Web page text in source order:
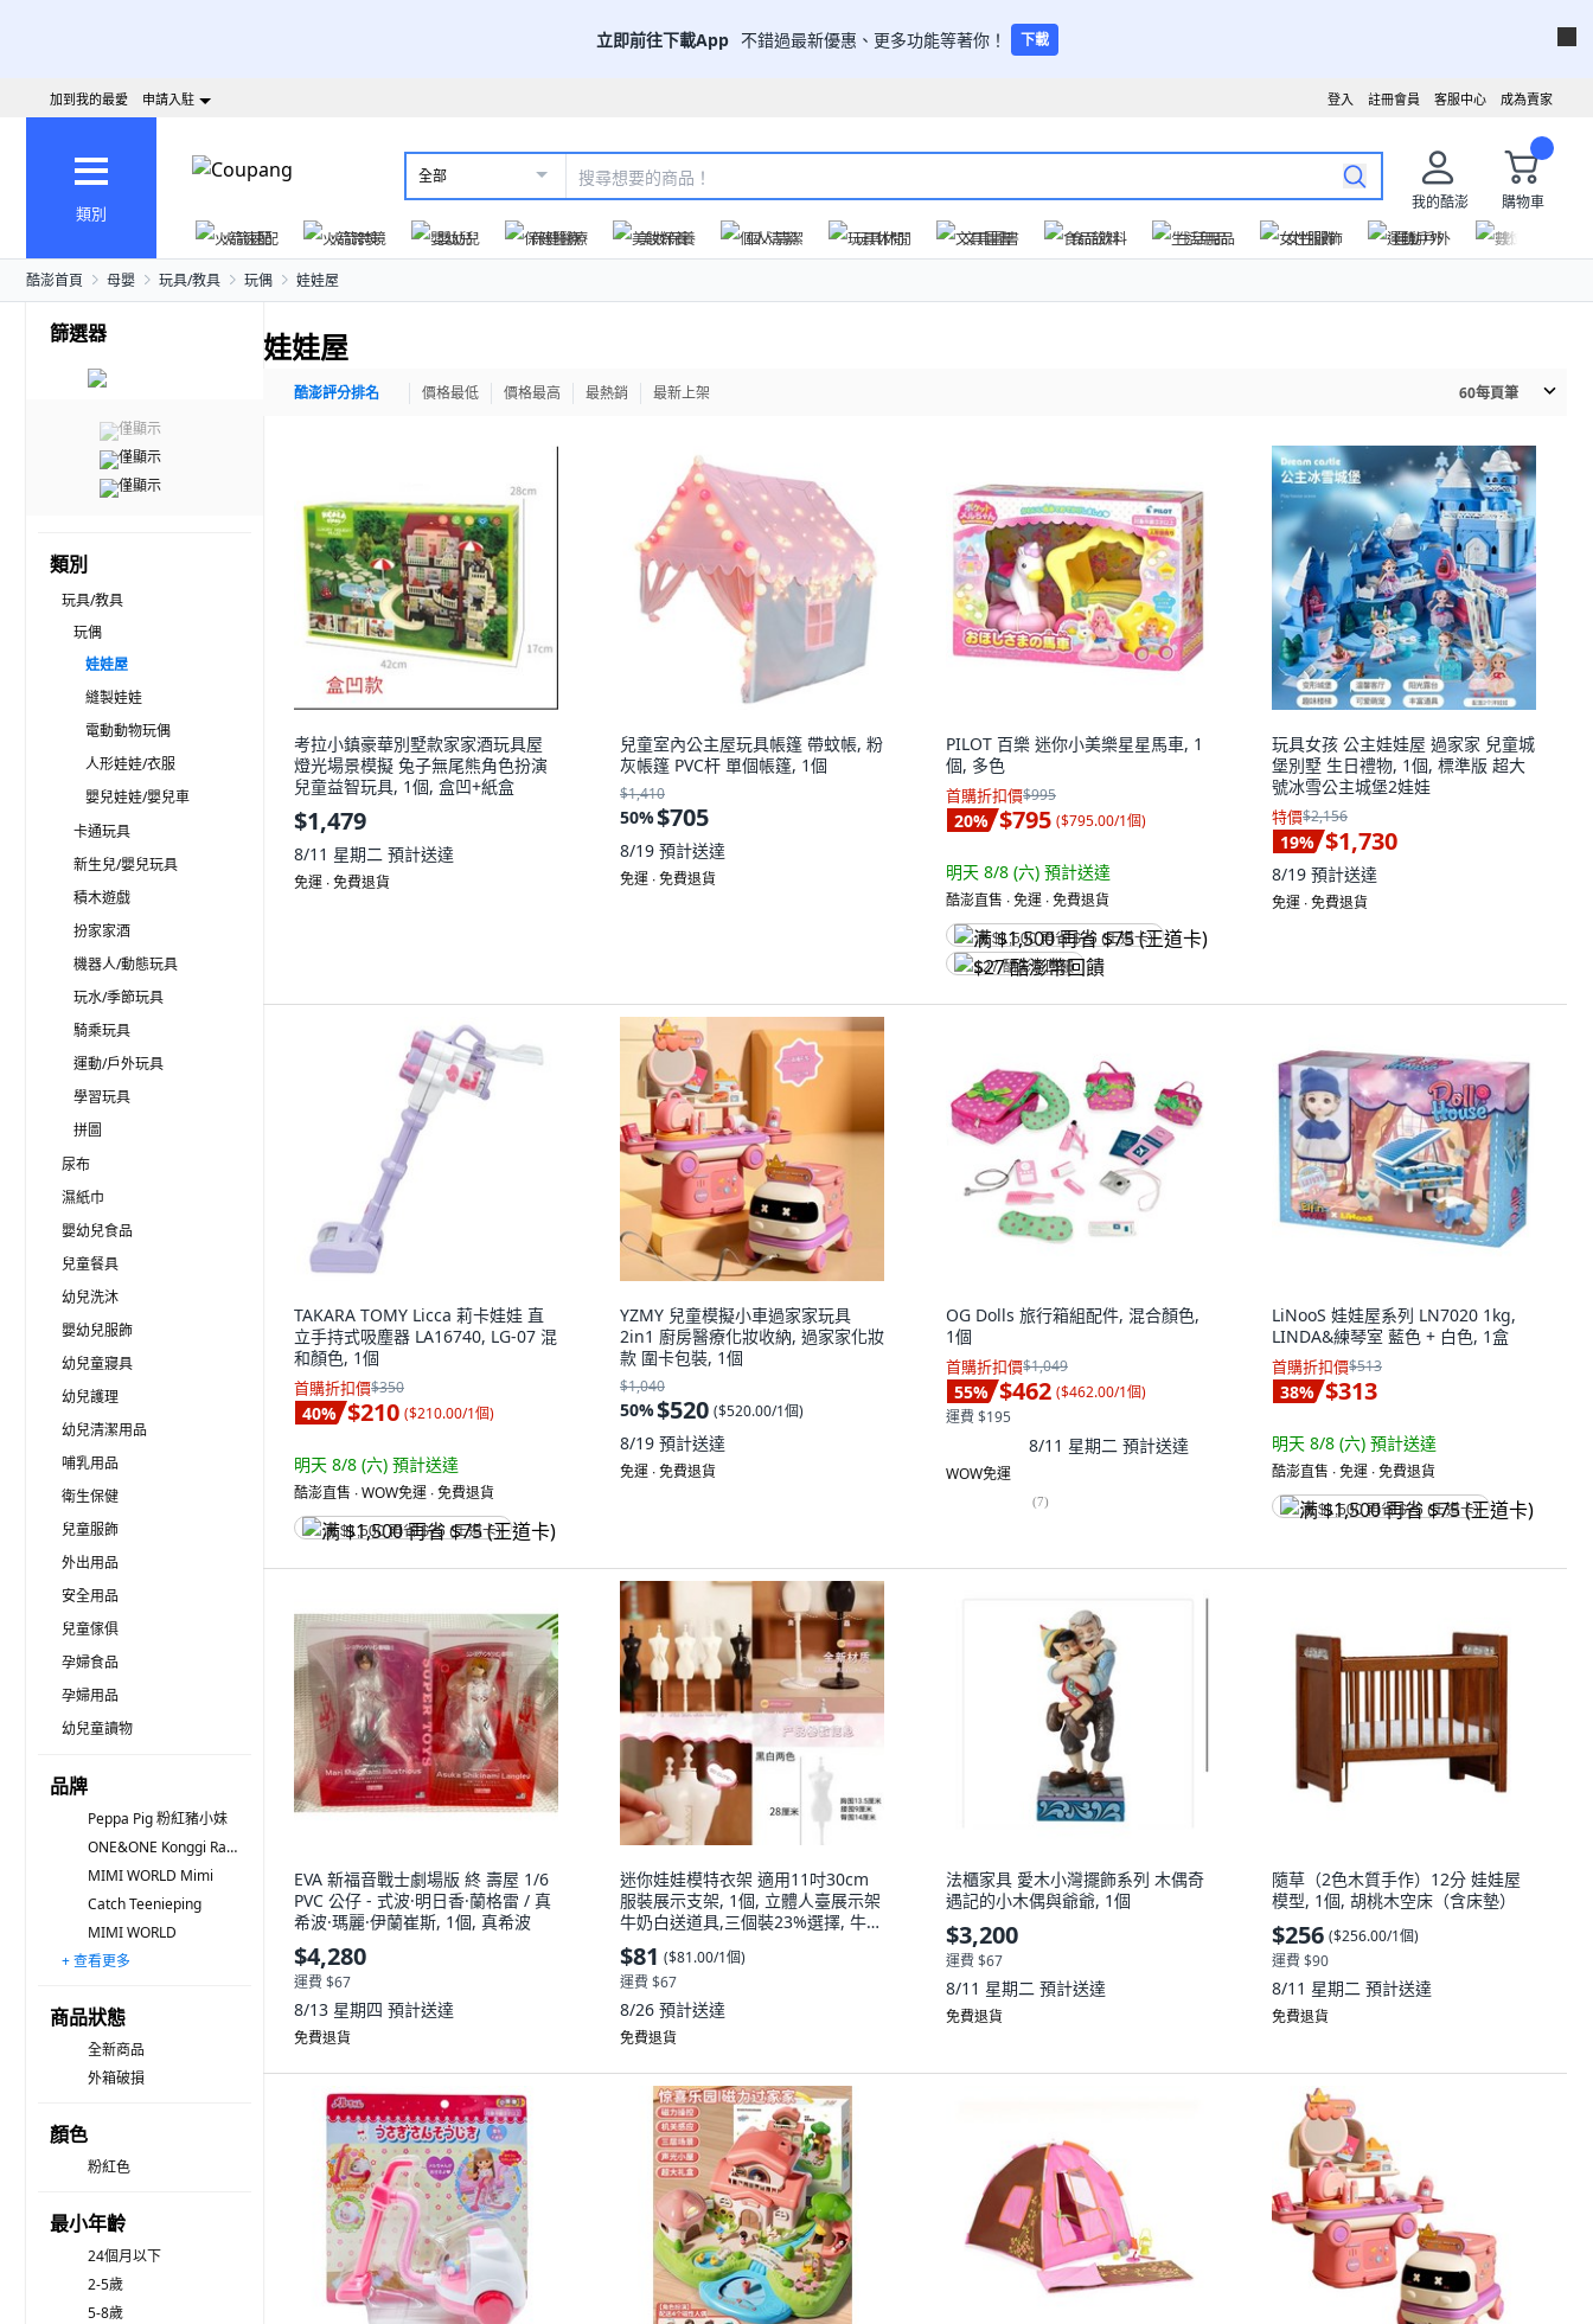
立即前往下載App 不錯過最新優惠、更多功能等著你！ 下載
成為賣家
客服中心
註冊會員
登入
加到我的最愛 申請入駐
類別
全部
我的酷澎
購物車
火箭速配
火箭跨境 嬰幼兒 保健醫療 美妝保養 個人清潔 玩具休閒 文具圖書 食品飲料 生活用品 女性服飾 運動戶外 數位家電
酷澎首頁 母嬰 玩具/教具 玩偶 娃娃屋
篩選器
僅顯示
僅顯示
僅顯示
類別
玩具/教具
玩偶
娃娃屋
縫製娃娃
電動動物玩偶
人形娃娃/衣服
嬰兒娃娃/嬰兒車
卡通玩具
新生兒/嬰兒玩具
積木遊戲
扮家家酒
機器人/動態玩具
玩水/季節玩具
騎乘玩具
運動/戶外玩具
學習玩具
拼圖
尿布
濕紙巾
嬰幼兒食品
兒童餐具
幼兒洗沐
嬰幼兒服飾
幼兒童寢具
幼兒護理
幼兒清潔用品
哺乳用品
衛生保健
兒童服飾
外出用品
安全用品
兒童傢俱
孕婦食品
孕婦用品
幼兒童讀物
品牌
Peppa Pig 粉紅豬小妹
ONE&ONE Konggi Rabbit
MIMI WORLD Mimi
Catch Teenieping
MIMI WORLD
無品牌
Mell Chan 小美樂
Harp
Hasbro 孩之寶
TAKARA TOMY Licca 莉卡娃娃
tender leaf
mentari
韓國 ONE&ONE
MIMI PETSHOP
Hello Kitty 凱蒂貓
AURORA World
MochaDoll
teamson kids
MARUKA
Chiikawa 吉伊卡哇
+ 查看更多
商品狀態
全新商品
外箱破損
顏色
粉紅色
最小年齡
24個月以下
2-5歲
5-8歲
娃娃屋
酷澎評分排名 價格最低 價格最高 最熱銷 最新上架 60每頁筆
考拉小鎮豪華別墅款家家酒玩具屋
燈光場景模擬 兔子無尾熊角色扮演
兒童益智玩具, 1個, 盒凹+紙盒
$1,479
8/11 星期二 預計送達
免運 ∙ 免費退貨
兒童室內公主屋玩具帳篷 帶蚊帳, 粉
灰帳篷 PVC杆 單個帳篷, 1個
$1,410
50%$705
8/19 預計送達
免運 ∙ 免費退貨
PILOT 百樂 迷你小美樂星星馬車, 1
個, 多色
首購折扣價$995
20% $795 ($795.00/1個)
明天 8/8 (六) 預計送達
酷澎直售 ∙ 免運 ∙ 免費退貨
满 $1,500 再省 $75 (王道卡)
$27 酷澎幣回饋
玩具女孩 公主娃娃屋 過家家 兒童城
堡別墅 生日禮物, 1個, 標準版 超大
號冰雪公主城堡2娃娃
特價$2,156
19% $1,730
8/19 預計送達
免運 ∙ 免費退貨
TAKARA TOMY Licca 莉卡娃娃 直
立手持式吸塵器 LA16740, LG-07 混
和顏色, 1個
首購折扣價$350
40% $210 ($210.00/1個)
明天 8/8 (六) 預計送達
酷澎直售 ∙ WOW免運 ∙ 免費退貨
满 $1,500 再省 $75 (王道卡)
YZMY 兒童模擬小車過家家玩具
2in1 廚房醫療化妝收納, 過家家化妝
款 圍卡包裝, 1個
$1,040
50%$520 ($520.00/1個)
8/19 預計送達
免運 ∙ 免費退貨
OG Dolls 旅行箱組配件, 混合顏色,
1個
首購折扣價$1,049
55% $462 ($462.00/1個)
運費 $195
8/11 星期二 預計送達
WOW免運
(7)
LiNooS 娃娃屋系列 LN7020 1kg,
LINDA&練琴室 藍色 + 白色, 1盒
首購折扣價$513
38% $313
明天 8/8 (六) 預計送達
酷澎直售 ∙ 免運 ∙ 免費退貨
满 $1,500 再省 $75 (王道卡)
EVA 新福音戰士劇場版 終 壽屋 1/6
PVC 公仔 - 式波·明日香·蘭格雷 / 真
希波·瑪麗·伊蘭崔斯, 1個, 真希波
$4,280
運費 $67
8/13 星期四 預計送達
免費退貨
迷你娃娃模特衣架 適用11吋30cm
服裝展示支架, 1個, 立體人臺展示架
牛奶白送道具,三個裝23%選擇, 牛奶
白
$81 ($81.00/1個)
運費 $67
8/26 預計送達
免費退貨
法櫃家具 愛木小灣擺飾系列 木偶奇
遇記的小木偶與爺爺, 1個
$3,200
運費 $67
8/11 星期二 預計送達
免費退貨
隨草（2色木質手作）12分 娃娃屋
模型, 1個, 胡桃木空床（含床墊）
$256 ($256.00/1個)
運費 $90
8/11 星期二 預計送達
免費退貨